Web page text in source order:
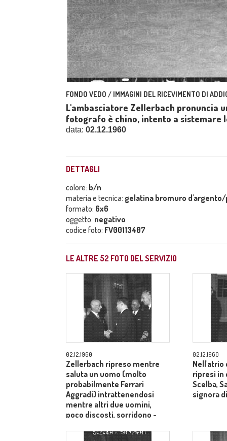
FONDO VEDO / IMMAGINI DEL RICEVIMENTO DI
L'ambasciatore Zellerbach pronuncia
fotografo è chino, intento a sistemare
data: 02.12.1960
DETTAGLI
colore: b/n
materia e tecnica: gelatina bromuro
formato: 6x6
oggetto: negativo
codice foto: FV00113407
LE ALTRE 52 FOTO DEL SERVIZIO
02.12.1960
Zellerbach ripreso mentre
saluta un uomo (molto
probabilmente Ferrari
Aggradi) intrattenendosi
mentre altri due uomini,
poco discosti, sorridono -
02.12.1960
Nell'atrio
ripresi in
Scelba,
signora